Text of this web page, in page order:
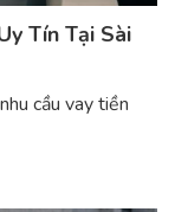
Tín Tại Sài
cầu vay tiền